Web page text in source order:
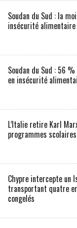
Soudan du Sud : la
insécurité alimentaire
Soudan du Sud : 56
en insécurité
L’Italie retire Karl
programmes
Chypre intercepte un
transportant quatre
congelés